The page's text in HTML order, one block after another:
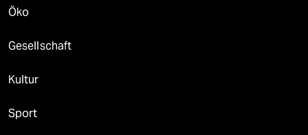
Öko
Gesellschaft
Kultur
Sport